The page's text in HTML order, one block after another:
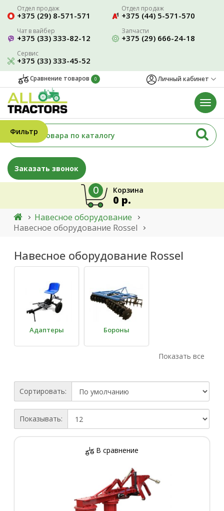
Отдел продаж
+375 (29) 8-571-571
Отдел продаж
+375 (44) 5-571-570
Чат в вайбер
+375 (33) 333-82-12
Запчасти
+375 (29) 666-24-18
Сервис
+375 (33) 333-45-52
Сравнение товаров 0 Личный кабинет
Заказать звонок
Корзина
0
0 р.
Навесное оборудование
Навесное оборудование Rossel
Навесное оборудование Rossel
Адаптеры Бороны
сеноворошилки
КартофелесажалкиКормоизмельчители
Показать все
Сортировать:
Показывать:
В сравнение
Фильтр